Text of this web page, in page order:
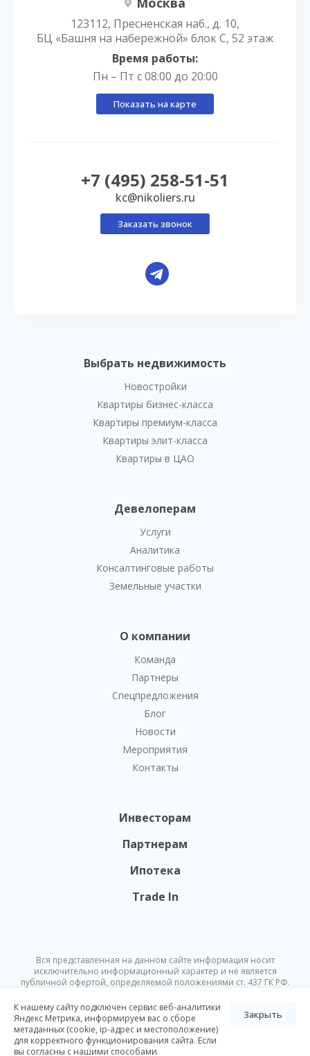
Выбрать недвижимость
Новостройки
Квартиры бизнес-класса
Квартиры премиум-класса
Квартиры элит-класса
Квартиры в ЦАО
Девелоперам
Услуги
Аналитика
Консалтинговые работы
Земельные участки
О компании
Команда
Партнеры
Спецпредложения
Блог
Новости
Мероприятия
Контакты
Инвесторам
Партнерам
Ипотека
Trade In
123112, Пресненская наб., д. 10,
БЦ «Башня на набережной» блок С, 52 этаж
Время работы:
Пн – Пт с 08:00 до 20:00
Показать на карте
+7 (495) 258-51-51
kc@nikoliers.ru
Заказать звонок
Вся представленная на данном сайте информация носит
исключительно информационный характер и не является
публичной офертой, определяемой положениями ст. 437 ГК РФ.
изменена в любое время без предварительного уведомления.
© Nikoliers 2026
Положение об обработке персональных данных
К нашему сайту подключен сервис веб-аналитики
Яндекс Метрика, информируем вас о сборе
метаданных (cookie, ip-адрес и местоположение)
для корректного функционирования сайта. Если
вы согласны с нашими способами
Закрыть